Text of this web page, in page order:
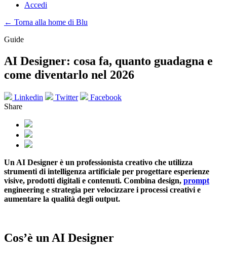
Accedi
← Torna alla home di Blu
Guide
AI Designer: cosa fa, quanto guadagna e
come diventarlo nel 2026
Linkedin Twitter
Facebook
Share
Un AI Designer è un professionista creativo che utilizza
strumenti di intelligenza artificiale per progettare esperienze
visive, prodotti digitali e contenuti. Combina design, prompt
engineering e strategia per velocizzare i processi creativi e
aumentare la qualità degli output.
Cos’è un AI Designer